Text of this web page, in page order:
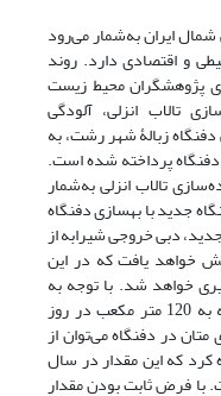
شمال ایران به‌شمار می‌رود
و اقتصادی دارد. روند
پژوهشگران محیط زیست
تالاب انزلی، آلودگی
زبالۀ شهر رشت، به
پرداخته شده است.
تالاب انزلی به‌شمار
جدید با بهسازی دفنگاه
دبی خروجی شیرابه از
20 درصد افزایش خواهد یافت که در این
خواهد شد. با توجه به
بارندگی زیاد در شهر رشت، دبی شیرابه به 120 متر مکعب در روز
در دفنگاه می‌توان از
کرد که این مقدار در سال
فرض ثابت بودن مقدار